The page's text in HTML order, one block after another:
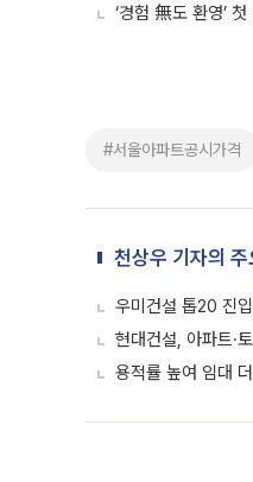
‘경험 無도 환영’
#서울아파트공시가격
천상우 기자의 주
우미건설 톱20 진
현대건설, 아파트·
용적률 높여 임대